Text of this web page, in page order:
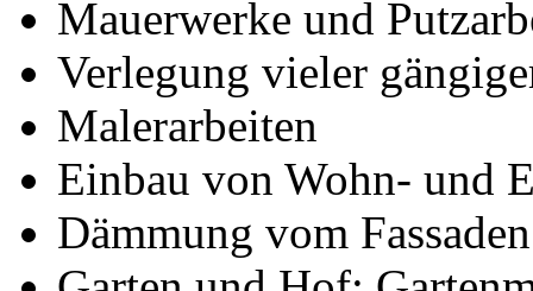
Mauerwerke und
Verlegung vieler
Malerarbeiten
Einbau von Wohn- und
Dämmung vom